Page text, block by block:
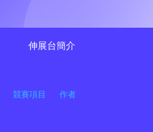
競賽項目 作者
伸展台簡介